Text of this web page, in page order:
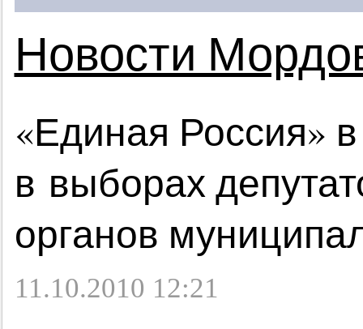
Новости
«Единая Россия»
в выборах
органов
11.10.2010 12:21